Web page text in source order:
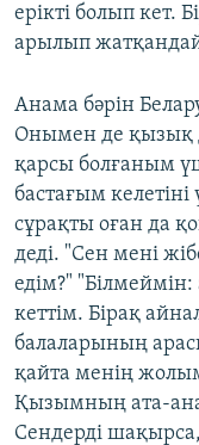
ерікті болып кет.
арылып
Анама бәрін
Онымен де қызық
қарсы болғаным
бастағым
сұрақты оған да
деді. "Сен мені
едім?"
кеттім. Бірақ
балаларының
қайта менің
Қызымның ата-
Сендерді